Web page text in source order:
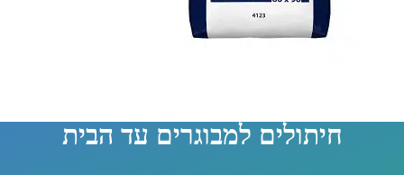
חיתולים למבוגרים עד הבית